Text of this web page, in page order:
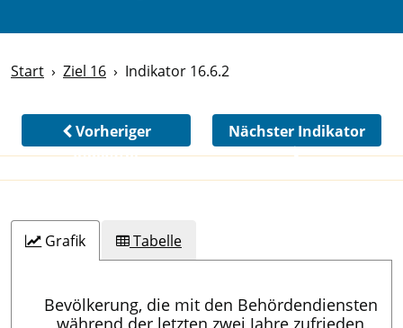
Start Ziel 16 Indikator 16.6.2
Vorheriger
Indikator
Nächster Indikator
Grafik Tabelle
Bevölkerung, die mit den Behördendiensten
während der letzten zwei Jahre zufrieden